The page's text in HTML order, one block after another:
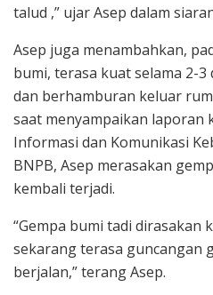
talud ,” ujar Asep dalam
Asep juga menambahkan,
bumi, terasa kuat selama 2-
dan berhamburan keluar
saat menyampaikan laporan
Informasi dan Komunikasi
BNPB, Asep merasakan
kembali terjadi.
“Gempa bumi tadi dirasakan
sekarang terasa guncangan
berjalan,” terang Asep.